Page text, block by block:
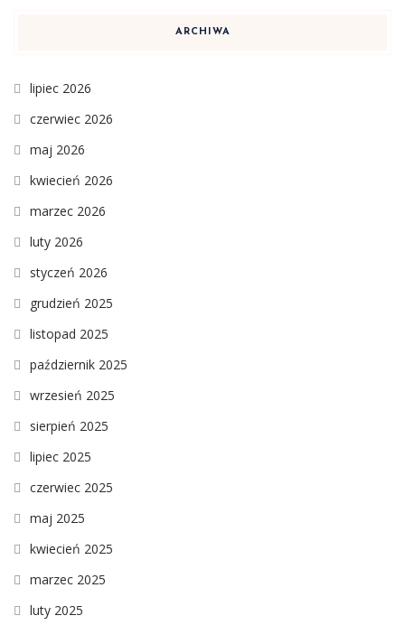
ARCHIWA
lipiec 2026
czerwiec 2026
maj 2026
kwiecień 2026
marzec 2026
luty 2026
styczeń 2026
grudzień 2025
listopad 2025
październik 2025
wrzesień 2025
sierpień 2025
lipiec 2025
czerwiec 2025
maj 2025
kwiecień 2025
marzec 2025
luty 2025